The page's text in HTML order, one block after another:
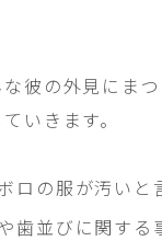
彼の外見にま
いきます。
ロの服が汚いと
歯並びに関する